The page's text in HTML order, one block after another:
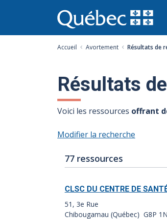
au
contenu
Accueil Avortement Résultats de
Résultats
Voici les ressources offrant
Modifier la recherche
Nombre
de
résultats
77 ressources
Index
des
résultats:
CLSC DU CENTRE DE
51, 3e Rue
Chibougamau (Québec) G8P